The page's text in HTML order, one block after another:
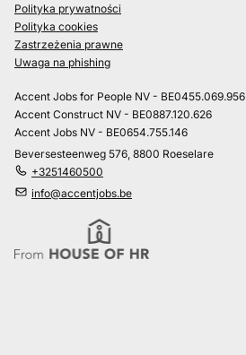
Polityka prywatności
Polityka cookies
Zastrzeżenia prawne
Uwaga na phishing
Accent Jobs for People NV - BE0455.069.956
Accent Construct NV - BE0887.120.626
Accent Jobs NV - BE0654.755.146
Beversesteenweg 576, 8800 Roeselare
+3251460500
info@accentjobs.be